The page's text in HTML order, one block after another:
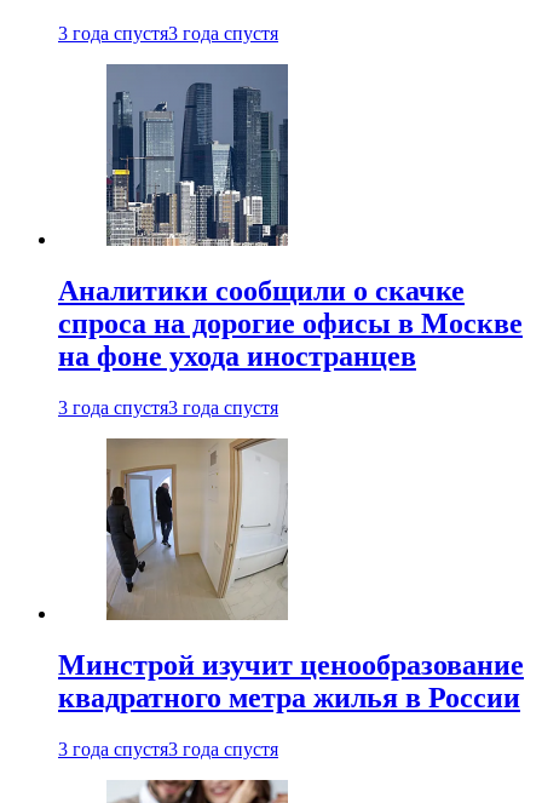
3 года спустя3 года спустя
Аналитики сообщили о скачке
спроса на дорогие офисы в Москве
на фоне ухода иностранцев
3 года спустя3 года спустя
Минстрой изучит ценообразование
квадратного метра жилья в России
3 года спустя3 года спустя